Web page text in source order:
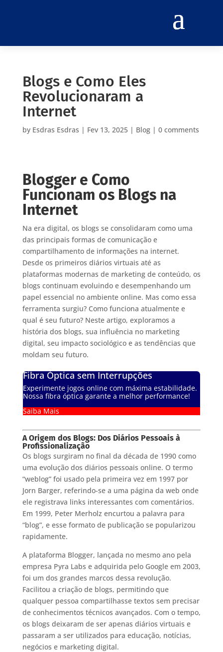
Blogs e Como Eles
Revolucionaram a
Internet
by Esdras Esdras | Fev 13, 2025| Blog| 0 comments
Blogger e Como
Funcionam os Blogs na
Internet
Na era digital, os blogs se consolidaram como uma
das principais formas de comunicação e
compartilhamento de informações na internet.
Desde os primeiros diários virtuais até as
plataformas modernas de marketing de conteúdo, os
blogs continuam evoluindo e desempenhando um
papel essencial no ambiente online. Mas como essa
ferramenta surgiu? Como funciona atualmente e
qual é seu futuro? Neste artigo, exploramos a
história dos blogs, sua influência no marketing
digital, seu impacto sociológico e as tendências que
moldam seu futuro.
Fibra Óptica sem Interrupções
Experimente jogos online com máxima estabilidade.
Nossa fibra óptica garante a melhor performance!
Saiba Mais
A Origem dos Blogs: Dos Diários Pessoais à
Profissionalização
Os blogs surgiram no final da década de 1990 como
uma evolução dos diários pessoais online. O termo
“weblog” foi usado pela primeira vez em 1997 por
Jorn Barger, referindo-se a uma página da web onde
ele registrava links interessantes com comentários.
Em 1999, Peter Merholz encurtou a palavra para
“blog”, e esse formato de publicação se popularizou
rapidamente.
A plataforma Blogger, lançada no mesmo ano pela
empresa Pyra Labs e adquirida pelo Google em 2003,
foi um dos grandes marcos dessa revolução.
Facilitou a criação de blogs, permitindo que
qualquer pessoa compartilhasse textos sem precisar
de conhecimentos técnicos avançados. Com o tempo,
os blogs deixaram de ser apenas diários virtuais e
passaram a ser utilizados para educação, notícias,
negócios e marketing digital.